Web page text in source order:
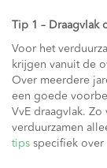
Tip 1 – Draagvlak
Voor het
krijgen vanuit de
Over meerdere
een goede
VvE draagvlak.
verduurzamen
tips specifiek over